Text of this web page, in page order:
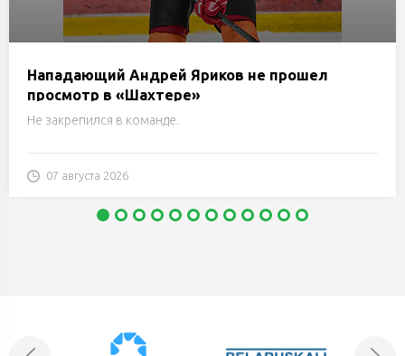
Нападающий Андрей Яриков не прошел
просмотр в «Шахтере»
Не закрепился в команде.
07 августа 2026